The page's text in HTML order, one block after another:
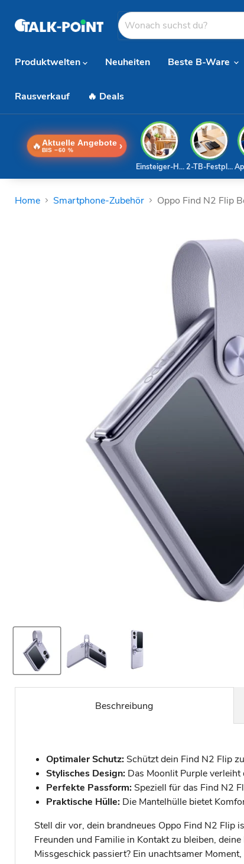
Produktwelten
Neuheiten Beste B-Ware
Rausverkauf 🔥 Deals
🔥 Aktuelle Angebote
BIS −60 % ›
2-TB-Festplatte
Einsteiger-Handy
Home Smartphone-Zubehör Oppo Find N2 Flip
Beschreibung
Optimaler Schutz: Schützt dein Find N2 Flip
Stylisches Design: Das Moonlit Purple verleiht
Perfekte Passform: Speziell für das Find N2
Praktische Hülle: Die Mantelhülle bietet
Stell dir vor, dein brandneues Oppo Find N2 Flip
Freunden und Familie in Kontakt zu bleiben,
Missgeschick passiert? Ein unachtsamer